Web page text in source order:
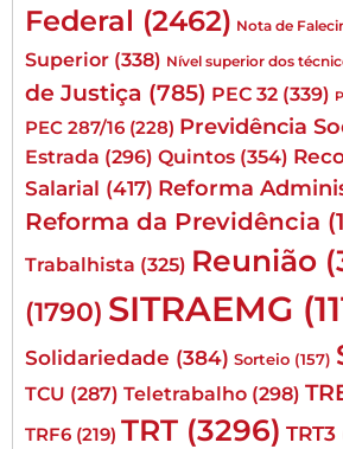
Federal (2462) Nota de
Superior (338) Nível superior dos
de Justiça (785) PEC 32 (339)
PEC 287/16 (228) Previdência
Estrada (296) Quintos (354)
Salarial (417) Reforma
Reforma da Previdência
Trabalhista (325) Reunião
(1790) SITRAEMG
Solidariedade (384) Sorteio (157)
TCU (287) Teletrabalho (298)
TRF6 (219) TRT (3296) TRT3